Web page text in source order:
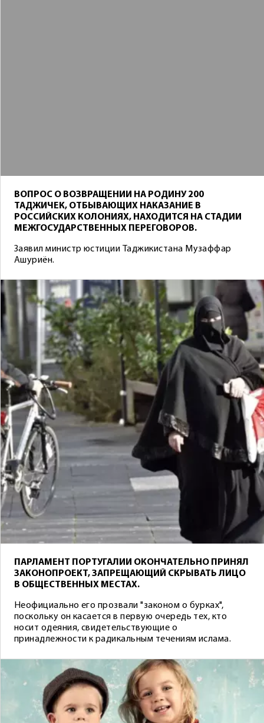
ВОПРОС О ВОЗВРАЩЕНИИ НА РОДИНУ 200
ТАДЖИЧЕК, ОТБЫВАЮЩИХ НАКАЗАНИЕ В
РОССИЙСКИХ КОЛОНИЯХ, НАХОДИТСЯ НА СТАДИИ
МЕЖГОСУДАРСТВЕННЫХ ПЕРЕГОВОРОВ.
Заявил министр юстиции Таджикистана Музаффар
Ашуриён.
ПАРЛАМЕНТ ПОРТУГАЛИИ ОКОНЧАТЕЛЬНО ПРИНЯЛ
ЗАКОНОПРОЕКТ, ЗАПРЕЩАЮЩИЙ СКРЫВАТЬ ЛИЦО
В ОБЩЕСТВЕННЫХ МЕСТАХ.
Неофициально его прозвали "законом о бурках",
поскольку он касается в первую очередь тех, кто
носит одеяния, свидетельствующие о
принадлежности к радикальным течениям ислама.